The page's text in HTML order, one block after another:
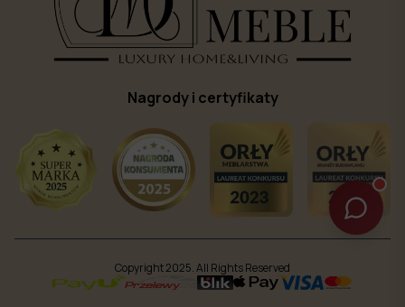
Nagrody i certyfikaty
Copyright 2025. All Rights Reserved